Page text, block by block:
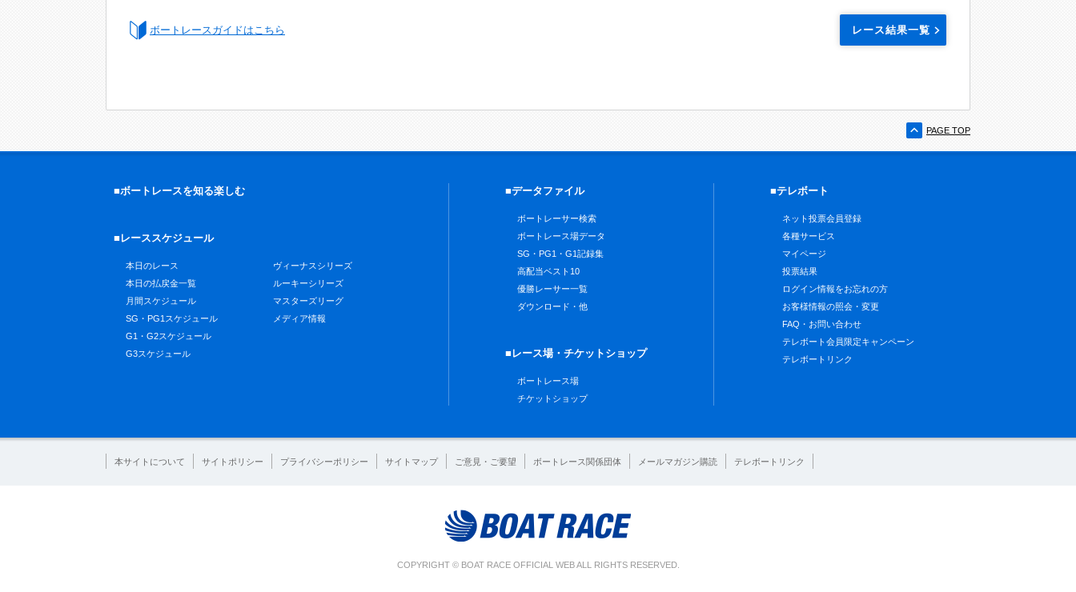
ボートレースガイドはこちら レース結果一覧
PAGE TOP
■ボートレースを知る楽しむ
■レーススケジュール
本日のレース
本日の払戻金一覧
月間スケジュール
SG・PG1スケジュール
G1・G2スケジュール
G3スケジュール
ヴィーナスシリーズ
ルーキーシリーズ
マスターズリーグ
メディア情報
■データファイル
ボートレーサー検索
ボートレース場データ
SG・PG1・G1記録集
高配当ベスト10
優勝レーサー一覧
ダウンロード・他
■レース場・チケットショップ
ボートレース場
チケットショップ
■テレボート
ネット投票会員登録
各種サービス
マイページ
投票結果
ログイン情報をお忘れの方
お客様情報の照会・変更
FAQ・お問い合わせ
テレボート会員限定キャンペーン
テレボートリンク
本サイトについて サイトポリシー プライバシーポリシー サイトマップ ご意見・ご要望 ボートレース関係団体 メールマガジン購読 テレボートリンク
COPYRIGHT © BOAT RACE OFFICIAL WEB ALL RIGHTS RESERVED.